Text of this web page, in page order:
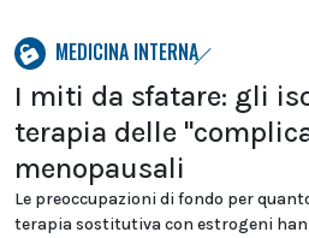
MEDICINA INTERNA
I miti da sfatare: gli
terapia delle
menopausali
Le preoccupazioni di fondo per
terapia sostitutiva con estrogeni